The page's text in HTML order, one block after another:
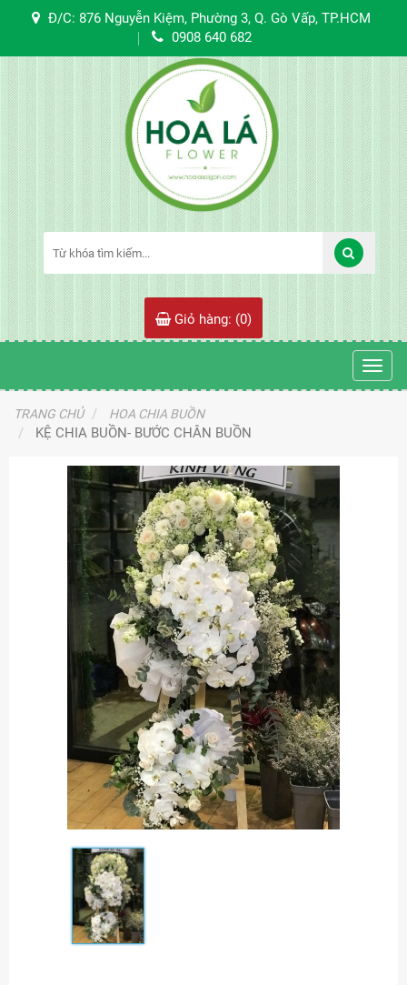
Đ/C: 876 Nguyễn Kiệm, Phường 3, Q. Gò Vấp, TP.HCM
0908 640 682
Giỏ hàng: (0)
TRANG CHỦ HOA CHIA BUỒN
KỆ CHIA BUỒN- BƯỚC CHÂN BUỒN